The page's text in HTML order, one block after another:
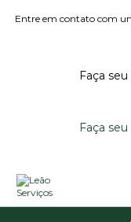
Entre em contato com
Faça
Faça